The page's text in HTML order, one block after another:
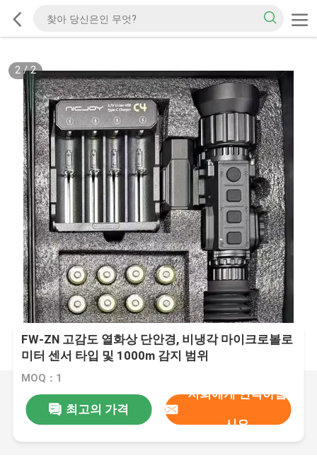
2/2
FW-ZN 고감도 열화상 단안경, 비냉각 마이크로볼로
미터 센서 타입 및 1000m 감지 범위
MOQ：1
최고의 가격
저희에게 연락하십
시오